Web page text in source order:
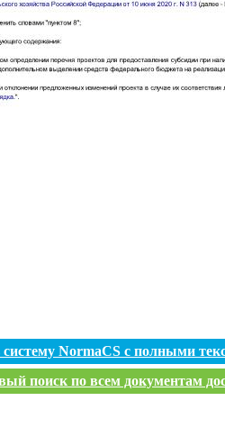
систему NormaCS с полными
поиск по всем документам